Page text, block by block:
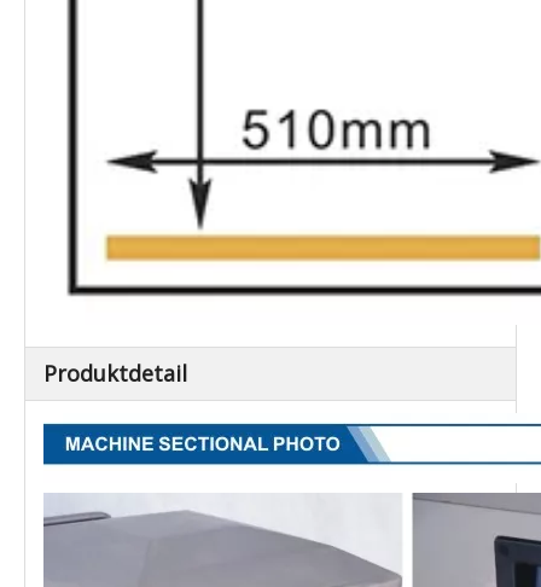
Produktdetail